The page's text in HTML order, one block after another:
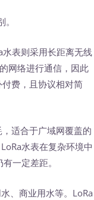
表则采用长距离无线
网络进行通信，因此
费，且协议相对简
适合于广域网覆盖的
水表在复杂环境中
一定差距。
、商业用水等。LoRa